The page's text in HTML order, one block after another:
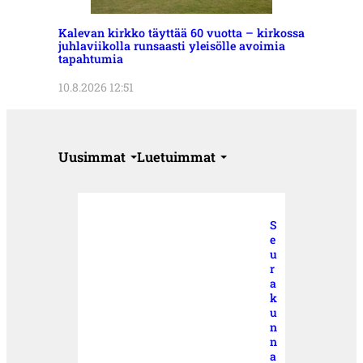
Kalevan kirkko täyttää 60 vuotta – kirkossa
juhlaviikolla runsaasti yleisölle avoimia
tapahtumia
10.8.2026 12:51
Uusimmat Luetuimmat
S
e
u
r
a
k
u
n
n
a